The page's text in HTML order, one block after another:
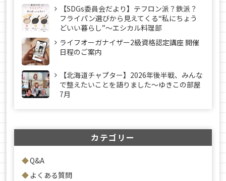
【SDGs委員会だより】テフロン派？鉄派？
フライパン選びから見えてくる“私にちょう
どいい暮らし”～エシカル料理部
ライフオーガナイザー2級資格認定講座 開催
日程のご案内
【北海道チャプター】2026年後半戦、みんな
で整えたいことを語りました～ゆきこの部屋
7月
カテゴリー
Q&A
よくある質問